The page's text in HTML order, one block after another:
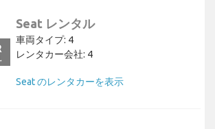
Seat レンタル
車両タイプ: 4
レンタカー会社: 4
Seat のレンタカーを表示